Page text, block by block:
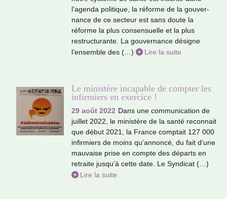
l’agenda poli­ti­que, la réforme de la gou­ver­
nance de ce sec­teur est sans doute la
réforme la plus consen­suelle et la plus
restruc­tu­rante. La gou­ver­nance dési­gne
l’ensem­ble des (…)
Lire la suite
Le ministère incapable de compter les
infirmiers en exercice !
29 août 2022 Dans une com­mu­ni­ca­tion de
juillet 2022, le minis­tère de la santé reconnait
que début 2021, la France comp­tait 127 000
infir­miers de moins qu’annoncé, du fait d’une
mau­vaise prise en compte des départs en
retraite jusqu’à cette date. Le Syndicat (…)
Lire la suite